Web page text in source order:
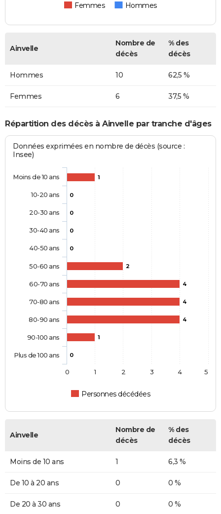
Femmes Hommes
Ainvelle
Nombre de
décès
% des
décès
Hommes 10 62,5 %
Femmes 6 37,5 %
Répartition des décès à Ainvelle par tranche d'âges
Données exprimées en nombre de décès (source :
Insee)
1
0
0
0
0
2
4
4
4
1
0
Personnes décédées
Moins de 10 ans
10-20 ans
20-30 ans
30-40 ans
40-50 ans
50-60 ans
60-70 ans
70-80 ans
80-90 ans
90-100 ans
Plus de 100 ans
0 1 2 3 4 5
Ainvelle
Nombre de
décès
% des
décès
Moins de 10 ans 1 6,3 %
De 10 à 20 ans 0 0 %
De 20 à 30 ans 0 0 %